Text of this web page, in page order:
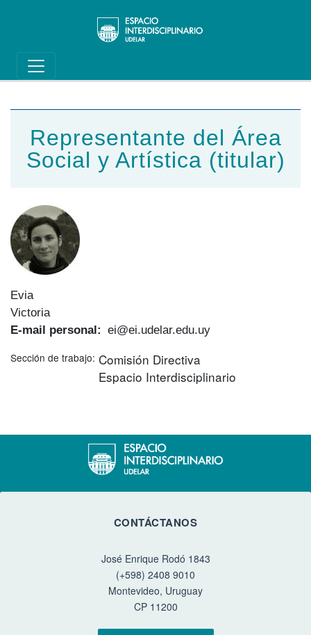
Main navigation
Representante del Área
Social y Artística (titular)
Evia
Victoria
E-mail personal
ei@ei.udelar.edu.uy
Sección de trabajo Comisión Directiva
Espacio Interdisciplinario
CONTÁCTANOS
José Enrique Rodó 1843
(+598) 2408 9010
Montevideo, Uruguay
CP 11200